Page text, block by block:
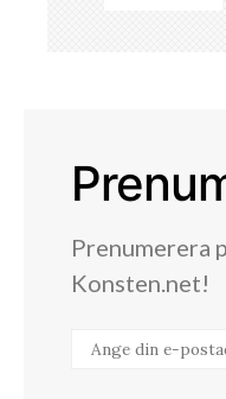
Prenumerera
Konsten.net!